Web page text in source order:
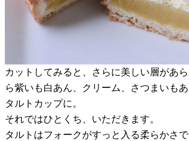
カットしてみると、さらに美しい層があ
ら紫いも白あん、クリーム、さつまいも
タルトカップに。
それではひとくち、いただきます。
タルトはフォークがすっと入る柔らかさ